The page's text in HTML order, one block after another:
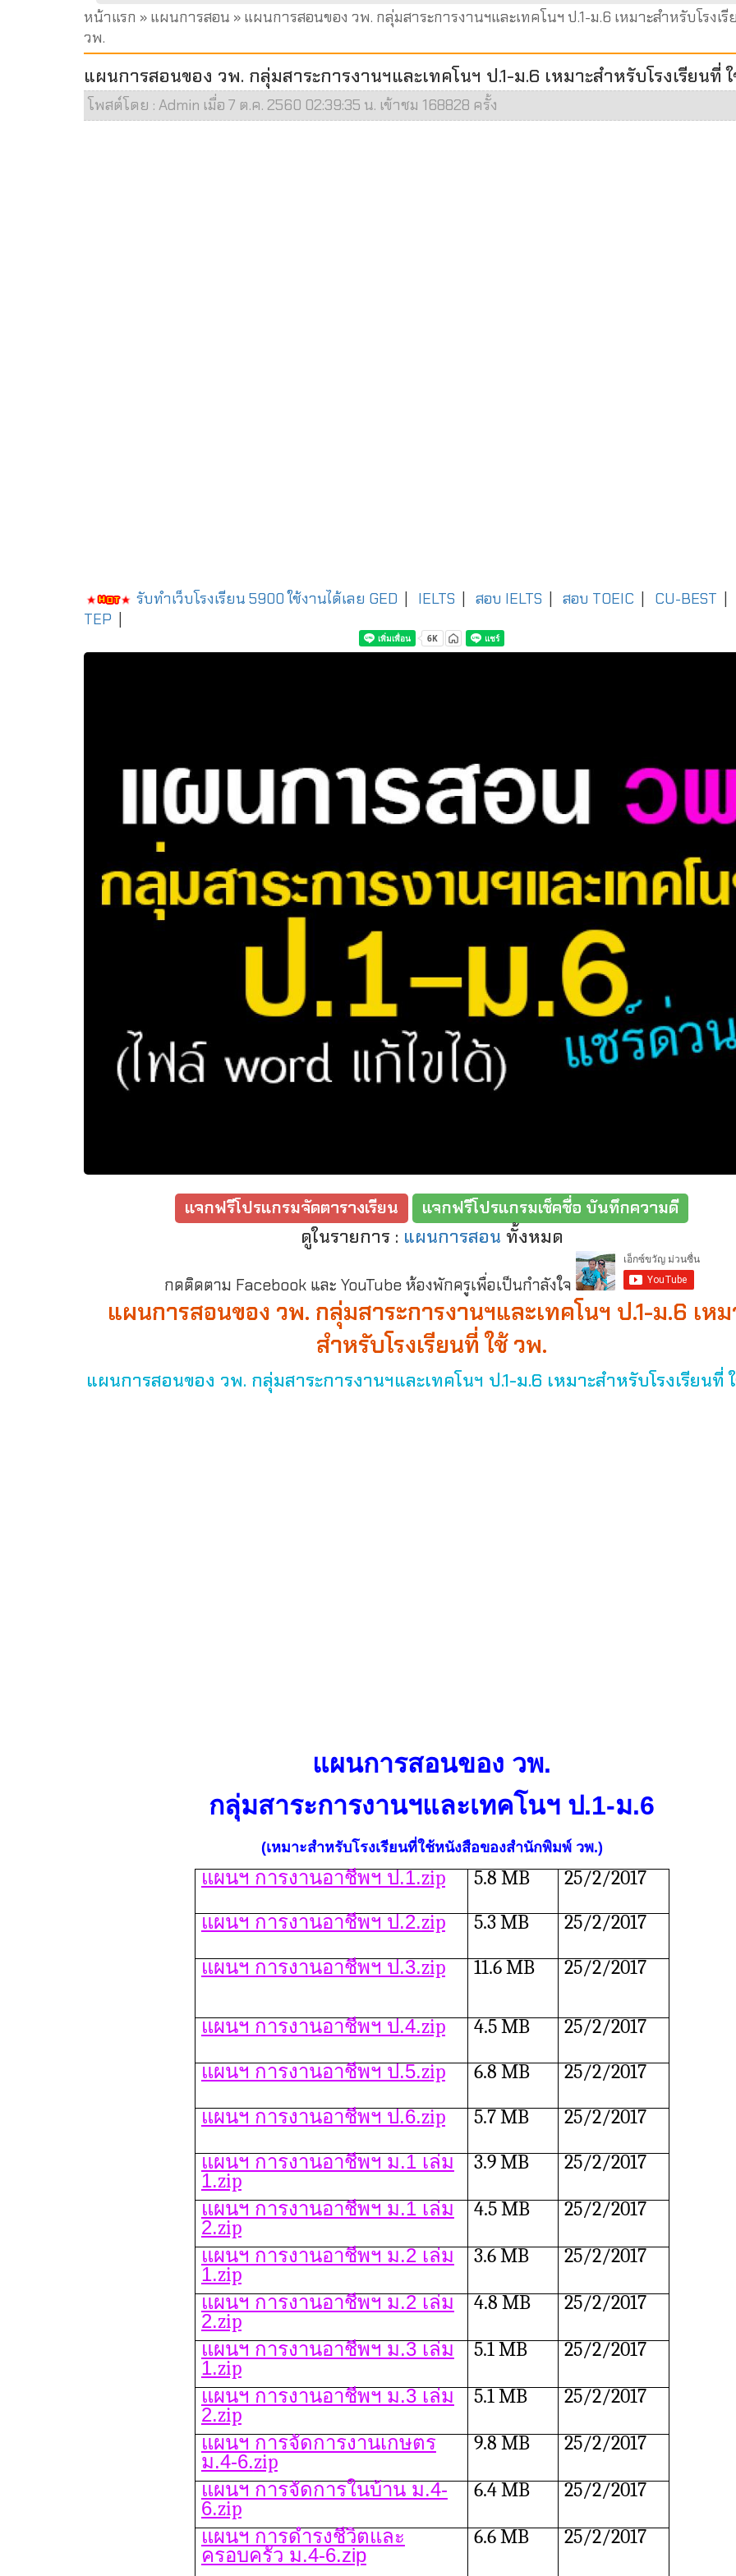
หน้าแรก » แผนการสอน » แผนการสอนของ วพ. กลุ่มสาระการงานฯและเทคโนฯ ป.1-ม.6 เหมาะสำหรับโรงเรี
วพ.
แผนการสอนของ วพ. กลุ่มสาระการงานฯและเทคโนฯ ป.1-ม.6 เหมาะสำหรับโรงเรียนที่
โพสต์โดย : Admin เมื่อ 7 ต.ค. 2560 02:39:35 น. เข้าชม 168828 ครั้ง
รับทำเว็บโรงเรียน 5900 ใช้งานได้เลย GED IELTS สอบ IELTS สอบ TOEIC CU-BEST
TEP
แจกฟรีโปรแกรมจัดตารางเรียน แจกฟรีโปรแกรมเช็คชื่อ บันทึกความดี
ดูในรายการ : แผนการสอน ทั้งหมด
กดติดตาม Facebook และ YouTube ห้องพักครูเพื่อเป็นกำลังใจ
แผนการสอนของ วพ. กลุ่มสาระการงานฯและเทคโนฯ ป.1-ม.6 เหม
สำหรับโรงเรียนที่ ใช้ วพ.
แผนการสอนของ วพ. กลุ่มสาระการงานฯและเทคโนฯ ป.1-ม.6 เหมาะสำหรับโรงเรียนที่
แผนการสอนของ วพ.
กลุ่มสาระการงานฯและเทคโนฯ ป.1-ม.6
(เหมาะสำหรับโรงเรียนที่ใช้หนังสือของสำนักพิมพ์ วพ.)
แผนฯ การงานอาชีพฯ ป.1.zip 5.8 MB 25/2/2017
แผนฯ การงานอาชีพฯ ป.2.zip 5.3 MB 25/2/2017
แผนฯ การงานอาชีพฯ ป.3.zip 11.6 MB 25/2/2017
แผนฯ การงานอาชีพฯ ป.4.zip 4.5 MB 25/2/2017
แผนฯ การงานอาชีพฯ ป.5.zip 6.8 MB 25/2/2017
แผนฯ การงานอาชีพฯ ป.6.zip 5.7 MB 25/2/2017
แผนฯ การงานอาชีพฯ ม.1 เล่ม
1.zip
3.9 MB 25/2/2017
แผนฯ การงานอาชีพฯ ม.1 เล่ม
2.zip
4.5 MB 25/2/2017
แผนฯ การงานอาชีพฯ ม.2 เล่ม
1.zip
3.6 MB 25/2/2017
แผนฯ การงานอาชีพฯ ม.2 เล่ม
2.zip
4.8 MB 25/2/2017
แผนฯ การงานอาชีพฯ ม.3 เล่ม
1.zip
5.1 MB 25/2/2017
แผนฯ การงานอาชีพฯ ม.3 เล่ม
2.zip
5.1 MB 25/2/2017
แผนฯ การจัดการงานเกษตร
ม.4-6.zip
9.8 MB 25/2/2017
แผนฯ การจัดการในบ้าน ม.4-
6.zip
6.4 MB 25/2/2017
แผนฯ การดำรงชีวิตและ
ครอบครัว ม.4-6.zip
6.6 MB 25/2/2017